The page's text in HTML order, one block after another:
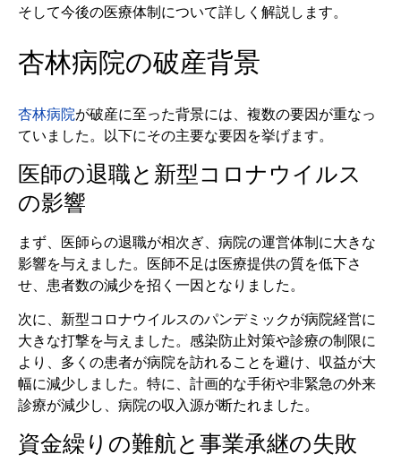
そして今後の医療体制について詳しく解説します。
杏林病院の破産背景
杏林病院が破産に至った背景には、複数の要因が重なっ
ていました。以下にその主要な要因を挙げます。
医師の退職と新型コロナウイルス
の影響
まず、医師らの退職が相次ぎ、病院の運営体制に大きな
影響を与えました。医師不足は医療提供の質を低下さ
せ、患者数の減少を招く一因となりました。
次に、新型コロナウイルスのパンデミックが病院経営に
大きな打撃を与えました。感染防止対策や診療の制限に
より、多くの患者が病院を訪れることを避け、収益が大
幅に減少しました。特に、計画的な手術や非緊急の外来
診療が減少し、病院の収入源が断たれました。
資金繰りの難航と事業承継の失敗